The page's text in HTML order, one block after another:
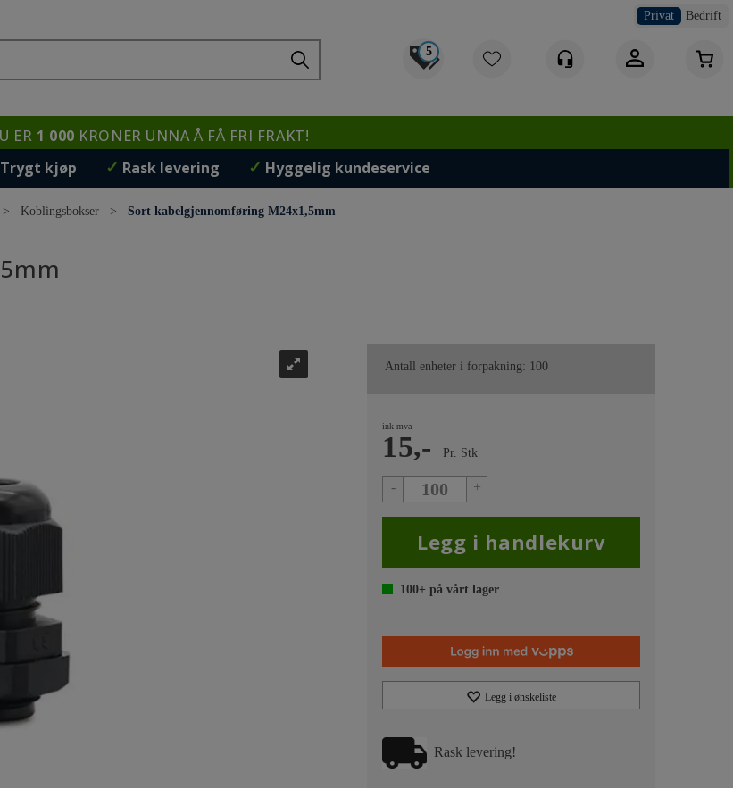
Privat Bedrift
5
ER 1 000 KRONER UNNA Å FÅ FRI FRAKT!
Trygt kjøp ✓ Rask levering ✓ Hyggelig kundeservice
> Koblingsbokser > Sort kabelgjennomføring M24x1,5mm
Antall enheter i forpakning: 100
ink mva
15,- Pr. Stk
- +
100+ på vårt lager
Legg i ønskeliste
Rask levering!